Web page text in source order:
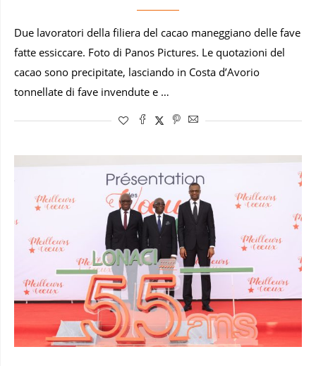
Due lavoratori della filiera del cacao maneggiano delle fave
fatte essiccare. Foto di Panos Pictures. Le quotazioni del
cacao sono precipitate, lasciando in Costa d’Avorio
tonnellate di fave invendute e …